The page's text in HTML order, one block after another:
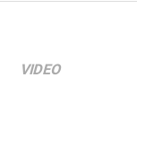
VIDEO